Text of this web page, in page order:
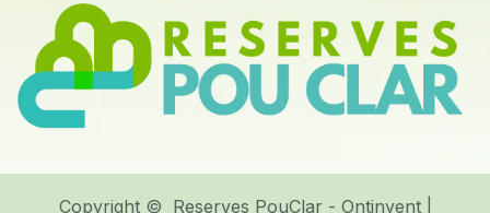
Copyright © Reserves PouClar - Ontinyent |